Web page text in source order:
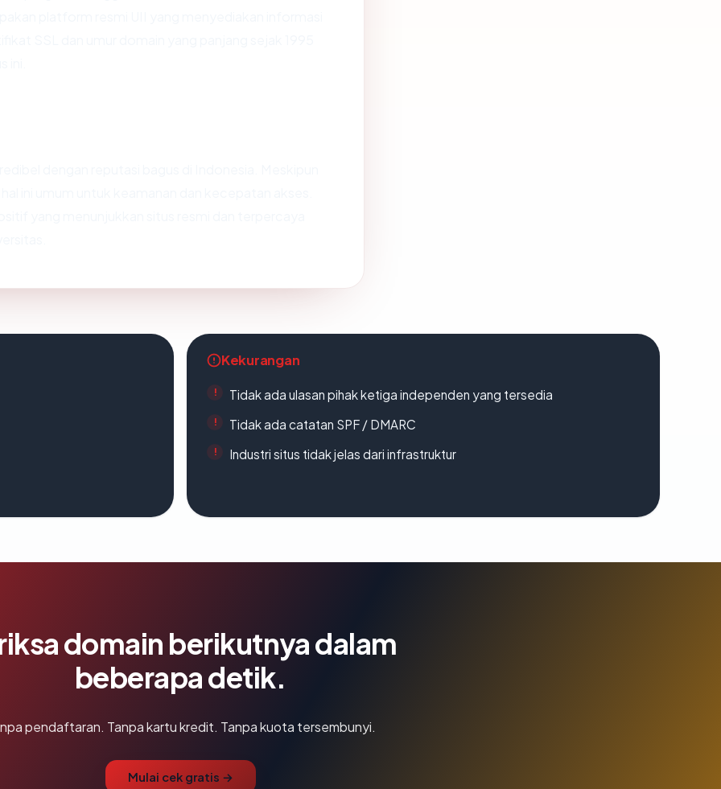
Kekurangan
Tidak ada ulasan pihak ketiga independen yang tersedia
Tidak ada catatan SPF / DMARC
Industri situs tidak jelas dari infrastruktur
domain berikutnya dalam
beberapa detik.
pendaftaran. Tanpa kartu kredit. Tanpa kuota tersembunyi.
Mulai cek gratis →